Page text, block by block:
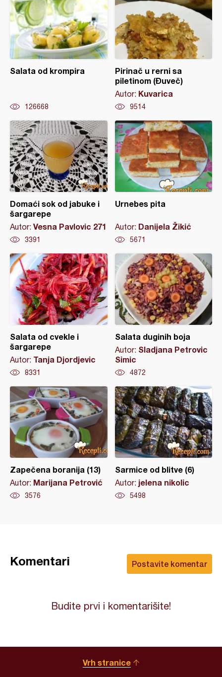
Salata od krompira
126668
Pirinač u rerni sa
piletinom (Đuveč)
Autor: Kuvarica
9514
Domaći sok od jabuke i
šargarepe
Autor: Vesna Pavlovic 271
3391
Urnebes pita
Autor: Danijela Žikić
5671
Salata od cvekle i
šargarepe
Autor: Tanja Djordjevic
8331
Salata duginih boja
Autor: Sladjana Petrovic
Simic
4872
Zapečena boranija (13)
Autor: Marijana Petrović
3576
Sarmice od blitve (6)
Autor: jelena nikolic
5498
Postavite komentar
Komentari
Budite prvi i komentarišite!
Vrh stranice